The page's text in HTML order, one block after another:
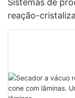
Sistemas de
reação-